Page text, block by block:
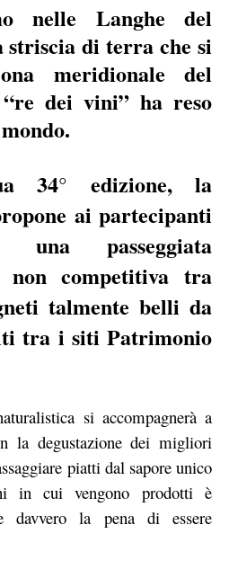
nelle Langhe del
di terra che si
meridionale del
dei vini” ha reso
34° edizione, la
ai partecipanti
passeggiata
non competitiva tra
talmente belli da
tra i siti Patrimonio
si accompagnerà a
la degustazione dei migliori
piatti dal sapore unico
in cui vengono prodotti è
davvero la pena di essere